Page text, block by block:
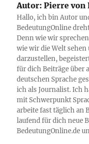
Autor: Pierre von
Hallo, ich bin Autor
BedeutungOnline
Denn wie wir
wie wir die Welt
darzustellen,
für dich Beiträge über
deutschen Sprache
ich als Journalist. Ich
mit Schwerpunkt
arbeite fast täglich an
laufend für dich neue
BedeutungOnline.de